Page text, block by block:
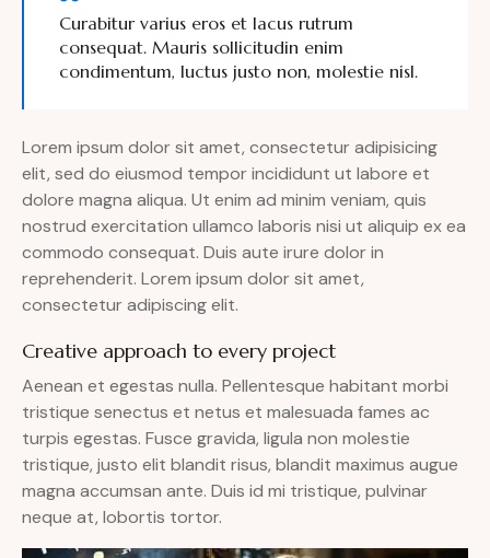
Curabitur varius eros et lacus rutrum
consequat. Mauris sollicitudin enim
condimentum, luctus justo non, molestie nisl.
Lorem ipsum dolor sit amet, consectetur adipisicing
elit, sed do eiusmod tempor incididunt ut labore et
dolore magna aliqua. Ut enim ad minim veniam, quis
nostrud exercitation ullamco laboris nisi ut aliquip ex ea
commodo consequat. Duis aute irure dolor in
reprehenderit. Lorem ipsum dolor sit amet,
consectetur adipiscing elit.
Creative approach to every project
Aenean et egestas nulla. Pellentesque habitant morbi
tristique senectus et netus et malesuada fames ac
turpis egestas. Fusce gravida, ligula non molestie
tristique, justo elit blandit risus, blandit maximus augue
magna accumsan ante. Duis id mi tristique, pulvinar
neque at, lobortis tortor.